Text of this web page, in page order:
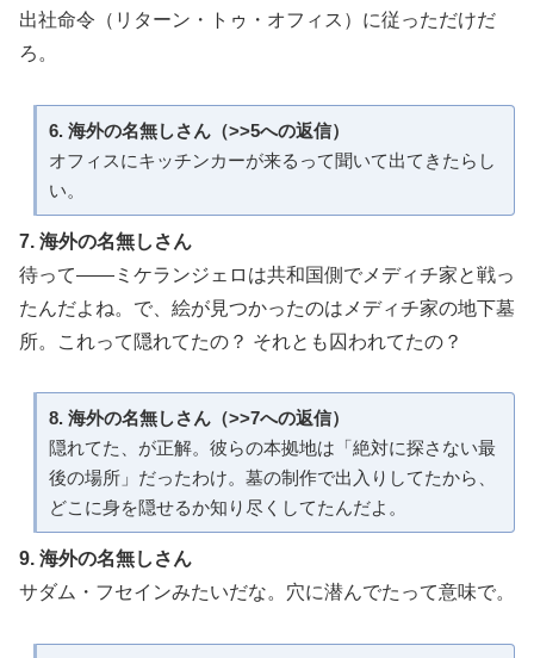
出社命令（リターン・トゥ・オフィス）に従っただけだ
ろ。
6. 海外の名無しさん（>>5への返信）
オフィスにキッチンカーが来るって聞いて出てきたらし
い。
7. 海外の名無しさん
待って——ミケランジェロは共和国側でメディチ家と戦っ
たんだよね。で、絵が見つかったのはメディチ家の地下墓
所。これって隠れてたの？ それとも囚われてたの？
8. 海外の名無しさん（>>7への返信）
隠れてた、が正解。彼らの本拠地は「絶対に探さない最
後の場所」だったわけ。墓の制作で出入りしてたから、
どこに身を隠せるか知り尽くしてたんだよ。
9. 海外の名無しさん
サダム・フセインみたいだな。穴に潜んでたって意味で。